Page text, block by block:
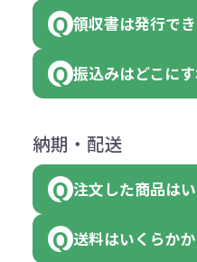
【色指定の仕
に必要な個数
※10個単位な
はまらない数
または返金に
ます。
その際不良品
ください。
（商品の状態
※不良商品を
（印刷代））
（提供価格（
×色数
※例えば2色
れ費用が2倍
す。
会員様はマイ
ダウンロード
詳しくはこち
領収書のダウ
領収書は発行で
会員様はマイ
詳しくはこち
領収書のダウ
振込みはどこに
下記口座にお
■三菱UFJ銀
小田井支店（
納期・配送
注文した商品は
既製品の場合
送料はいくらか